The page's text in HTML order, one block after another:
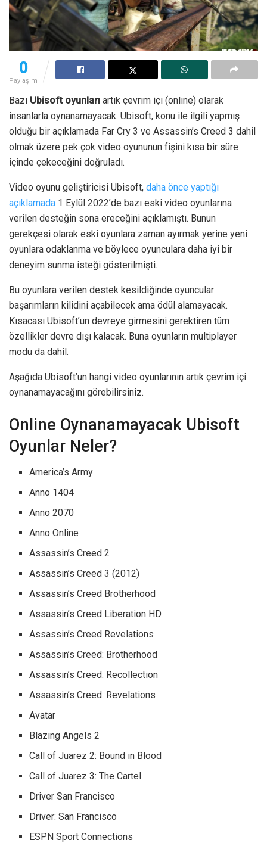
0
Paylaşım
Bazı Ubisoft oyunları artık çevrim içi (online) olarak
insanlarla oynanamayacak. Ubisoft, konu ile ilgili yapmış
olduğu bir açıklamada Far Cry 3 ve Assassin’s Creed 3 dahil
olmak üzere pek çok video oyununun fişini kısa bir süre
içinde çekeceğini doğruladı.
Video oyunu geliştiricisi Ubisoft, daha önce yaptığı
açıklamada 1 Eylül 2022’de bazı eski video oyunlarına
verilen desteğin sona ereceğini açıklamıştı. Bunun
gerekçesi olarak eski oyunlara zaman ayırmak yerine yeni
oyunlara odaklanma ve böylece oyunculara daha iyi bir
deneyim sunma isteği gösterilmişti.
Bu oyunlara verilen destek kesildiğinde oyuncular
başarımların kilidini açabilecek ama ödül alamayacak.
Kısacası Ubisoft’un devreye girmesini gerektiren tüm
özellikler devre dışı kalacak. Buna oyunların multiplayer
modu da dahil.
Aşağıda Ubisoft’un hangi video oyunlarının artık çevrim içi
oynanamayacağını görebilirsiniz.
Online Oynanamayacak Ubisoft
Oyunlar Neler?
America’s Army
Anno 1404
Anno 2070
Anno Online
Assassin’s Creed 2
Assassin’s Creed 3 (2012)
Assassin’s Creed Brotherhood
Assassin’s Creed Liberation HD
Assassin’s Creed Revelations
Assassin’s Creed: Brotherhood
Assassin’s Creed: Recollection
Assassin’s Creed: Revelations
Avatar
Blazing Angels 2
Call of Juarez 2: Bound in Blood
Call of Juarez 3: The Cartel
Driver San Francisco
Driver: San Francisco
ESPN Sport Connections